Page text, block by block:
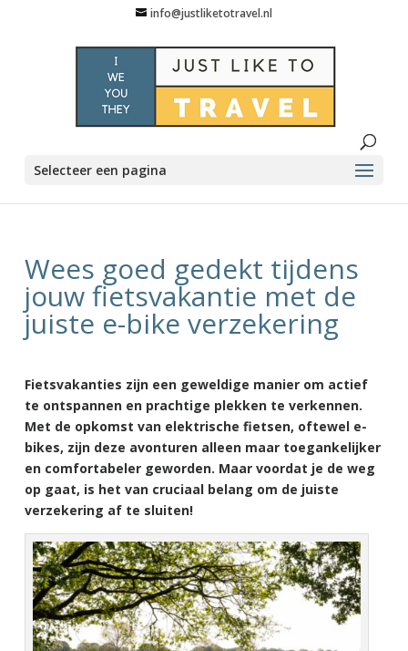
info@justliketotravel.nl
Selecteer een pagina
Wees goed gedekt tijdens
jouw fietsvakantie met de
juiste e-bike verzekering
Fietsvakanties zijn een geweldige manier om actief
te ontspannen en prachtige plekken te verkennen.
Met de opkomst van elektrische fietsen, oftewel e-
bikes, zijn deze avonturen alleen maar toegankelijker
en comfortabeler geworden. Maar voordat je de weg
op gaat, is het van cruciaal belang om de juiste
verzekering af te sluiten!